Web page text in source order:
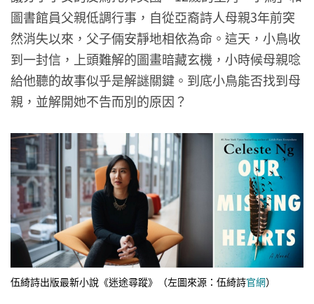
圖書館員父親低調行事，自從亞裔詩人母親3年前突
然消失以來，父子倆安靜地相依為命。這天，小鳥收
到一封信，上頭難解的圖畫暗藏玄機，小時候母親唸
給他聽的故事似乎是解謎關鍵。到底小鳥能否找到母
親，並解開她不告而別的原因？
伍綺詩出版最新小說《迷途尋蹤》（左圖來源：伍綺詩官網）